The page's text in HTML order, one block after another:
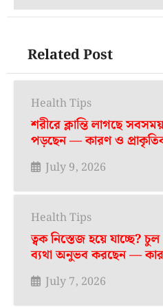
Related Post
Health Tips
শরীরে ক্লান্তি লাগছে
পড়ছেন — কারণ ও
July 9, 2026
Health Tips
ত্বক নিস্তেজ হয়ে যাচ্ছে?
ব্যথা অনুভব করছেন —
July 7, 2026